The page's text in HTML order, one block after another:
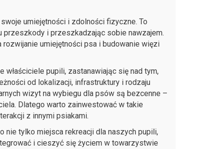
umiejętności i zdolności fizyczne. To
przeszkody i przeszkadzając sobie nawzajem.
umiejętności psa i budowanie więzi
pupili, zastanawiając się nad tym,
od lokalizacji, infrastruktury i rodzaju
wizyt na wybiegu dla psów są bezcenne –
Dlatego warto zainwestować w takie
z innymi psiakami.
nie tylko miejsca rekreacji dla naszych pupili,
i cieszyć się życiem w towarzystwie